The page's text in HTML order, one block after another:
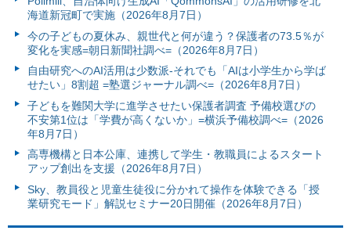
海道新冠町で実施（2026年8月7日）
今の子どもの夏休み、親世代と何が違う？保護者の73.5％が
変化を実感=朝日新聞社調べ=（2026年8月7日）
自由研究へのAI活用は少数派-それでも「AIは小学生から学ば
せたい」8割超 =塾選ジャーナル調べ=（2026年8月7日）
子どもを難関大学に進学させたい保護者調査 予備校選びの
不安第1位は「学費が高くないか」=横浜予備校調べ=（2026
年8月7日）
高専機構と日本公庫、連携して学生・教職員によるスタート
アップ創出を支援（2026年8月7日）
Sky、教員役と児童生徒役に分かれて操作を体験できる「授
業研究モード」解説セミナー20日開催（2026年8月7日）